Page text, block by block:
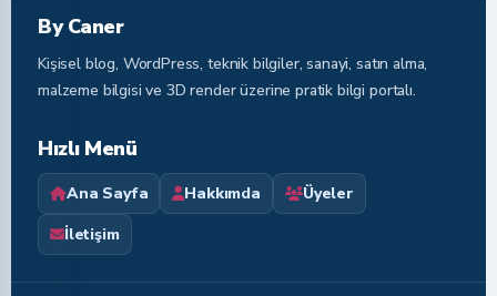
By Caner
Kişisel blog, WordPress, teknik bilgiler, sanayi, satın alma,
malzeme bilgisi ve 3D render üzerine pratik bilgi portalı.
Hızlı Menü
Ana Sayfa Hakkımda
Üyeler
İletişim